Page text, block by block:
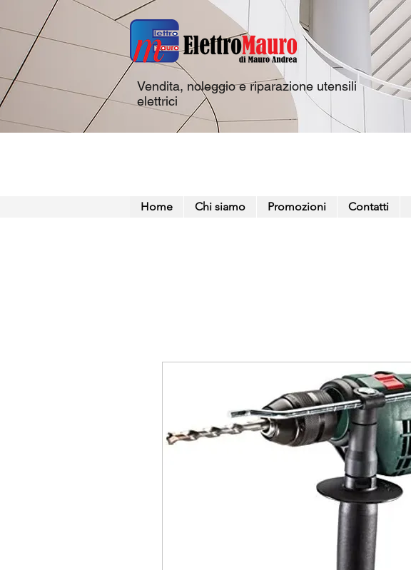
Vendita, noleggio e riparazione utensili
elettrici
Home Chi siamo Promozioni Contatti